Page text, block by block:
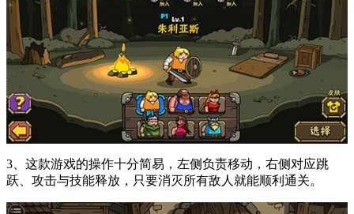
3、这款游戏的操作十分简易，左侧负责移动，右侧对应跳
跃、攻击与技能释放，只要消灭所有敌人就能顺利通关。